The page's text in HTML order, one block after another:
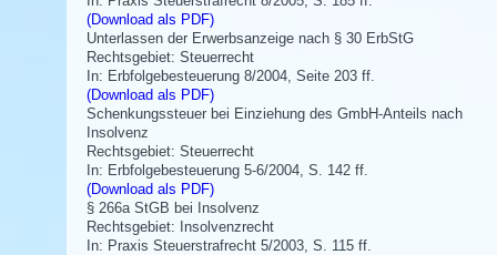
(Download als PDF)
Unterlassen der Erwerbsanzeige nach § 30 ErbStG
Rechtsgebiet: Steuerrecht
In: Erbfolgebesteuerung 8/2004, Seite 203 ff.
(Download als PDF)
Schenkungssteuer bei Einziehung des GmbH-Anteils nach
Insolvenz
Rechtsgebiet: Steuerrecht
In: Erbfolgebesteuerung 5-6/2004, S. 142 ff.
(Download als PDF)
§ 266a StGB bei Insolvenz
Rechtsgebiet: Insolvenzrecht
In: Praxis Steuerstrafrecht 5/2003, S. 115 ff.